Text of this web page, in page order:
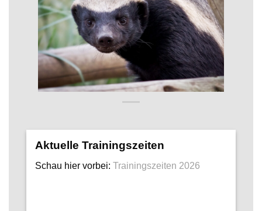
Aktuelle Trainingszeiten
Schau hier vorbei: Trainingszeiten 2026